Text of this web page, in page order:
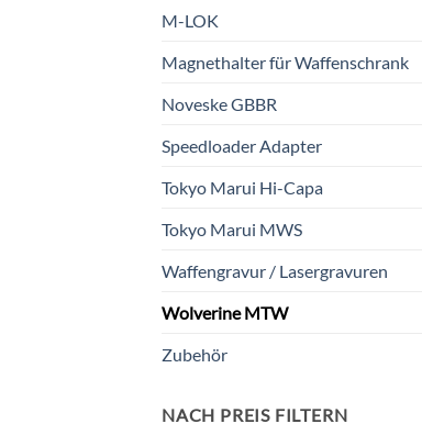
M-LOK
Magnethalter für Waffenschrank
Noveske GBBR
Speedloader Adapter
Tokyo Marui Hi-Capa
Tokyo Marui MWS
Waffengravur / Lasergravuren
Wolverine MTW
Zubehör
NACH PREIS FILTERN